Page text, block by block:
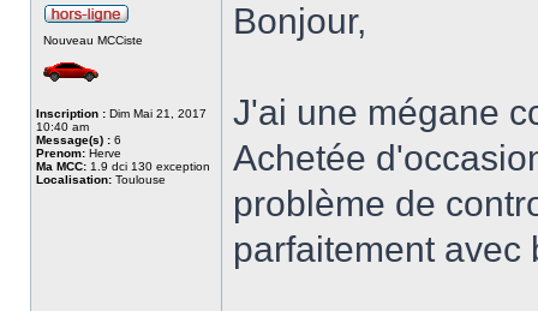
Nouveau MCCiste
Inscription : Dim Mai 21, 2017
10:40 am
Message(s) : 6
Prenom: Herve
Ma MCC: 1.9 dci 130 exception
Localisation: Toulouse
Bonjour,
J'ai une mégane
Achetée
problème de
parfaitement avec